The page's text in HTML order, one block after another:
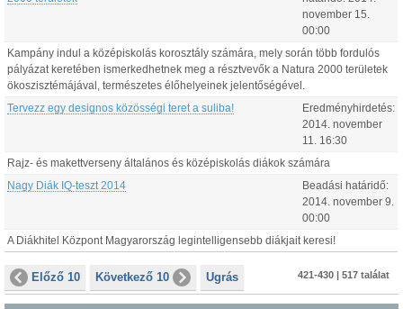
november 15
00:00
Kampány indul a középiskolás korosztály számára, mely során több fordulós
pályázat keretében ismerkedhetnek meg a résztvevők a Natura 2000 területek
ökoszisztémájával, természetes élőhelyeinek jelentőségével.
Tervezz egy designos közösségi teret a suliba!
Eredményhirdetés:
2014. november
11
16:30
Rajz- és makettverseny általános és középiskolás diákok számára
Nagy Diák IQ-teszt 2014
Beadási határidő:
2014. november 9
00:00
A Diákhitel Központ Magyarország legintelligensebb diákjait keresi!
Előző 10 Következő 10 Ugrás 421-430 | 517 találat